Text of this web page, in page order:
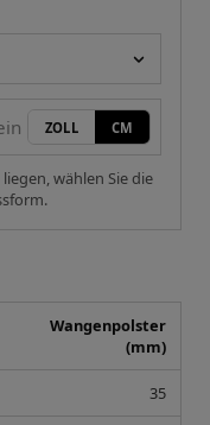
ZOLL CM
wählen Sie die
Wangenpolster
(mm)
35